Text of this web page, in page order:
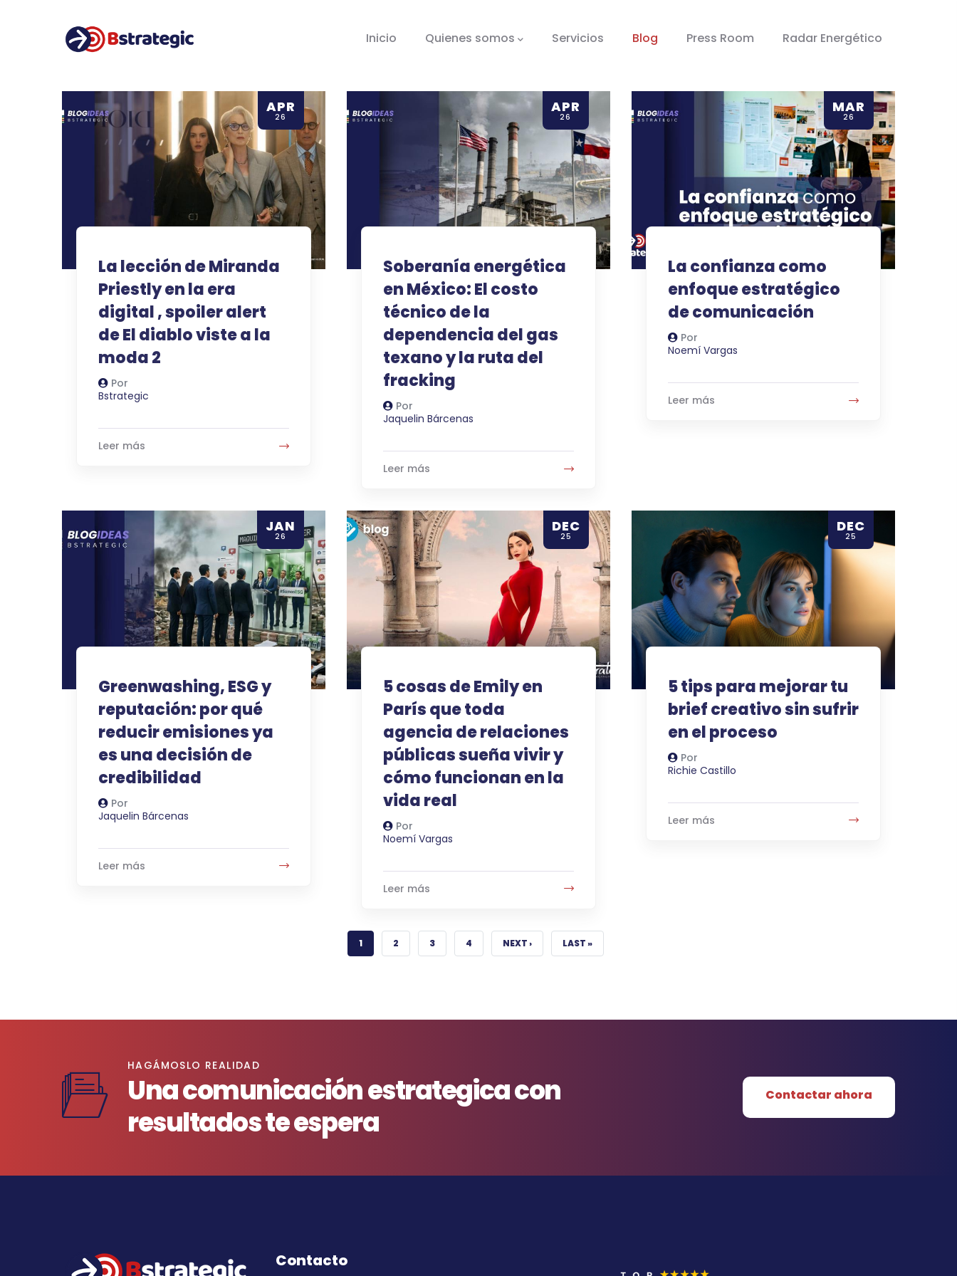
Inicio Quienes somos Servicios Blog Press Room Radar Energético
APR
26
La lección de Miranda
Priestly en la era
digital , spoiler alert
de El diablo viste a la
moda 2
Por
Autor
Bstrategic
Leer más
APR
26
Soberanía energética
en México: El costo
técnico de la
dependencia del gas
texano y la ruta del
fracking
Por
Autor
Jaquelin Bárcenas
Leer más
MAR
26
La confianza como
enfoque estratégico
de comunicación
Por
Autor
Noemí Vargas
Leer más
JAN
26
Greenwashing, ESG y
reputación: por qué
reducir emisiones ya
es una decisión de
credibilidad
Por
Autor
Jaquelin Bárcenas
Leer más
DEC
25
5 cosas de Emily en
París que toda
agencia de relaciones
públicas sueña vivir y
cómo funcionan en la
vida real
Por
Autor
Noemí Vargas
Leer más
DEC
25
5 tips para mejorar tu
brief creativo sin sufrir
en el proceso
Por
Autor
Richie Castillo
Leer más
PÁGINA ACTUAL
1 PÁGINA
2 PÁGINA
3 PÁGINA
4 SIGUIENTE PÁGINA
NEXT › ÚLTIMA PÁGINA
LAST »
HAGÁMOSLO REALIDAD
Una comunicación estrategica con
resultados te espera
Contactar ahora
Contacto